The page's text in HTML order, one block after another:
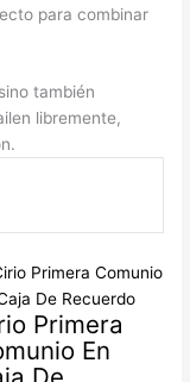
para combinar
también
libremente,
Primera
En